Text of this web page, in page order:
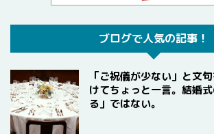
ブログで人気の記事！
「ご祝儀が少ない」と文
けてちょっと一言。結婚
る」ではない。